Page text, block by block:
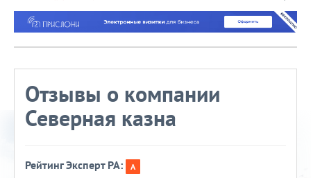
Отзывы о компании
Северная казна
Рейтинг Эксперт РА: A